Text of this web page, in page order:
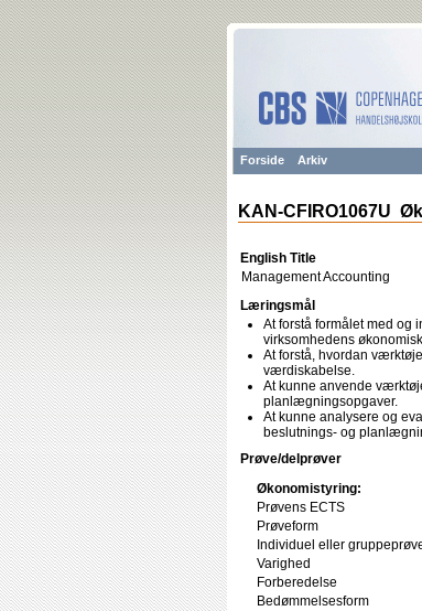
Forside Arkiv
KAN-CFIRO1067U
English Title
Management Accounting
Læringsmål
At forstå formålet med og
virksomhedens
At forstå, hvordan
værdiskabelse.
At kunne anvende
planlægningsopgaver.
At kunne analysere og
beslutnings- og
Prøve/delprøver
Økonomistyring:
Prøvens ECTS
Prøveform
Individuel eller
Varighed
Forberedelse
Bedømmelsesform